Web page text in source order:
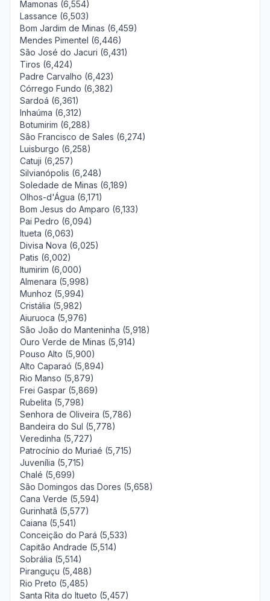
Mamonas (6,554)
Lassance (6,503)
Bom Jardim de Minas (6,459)
Mendes Pimentel (6,446)
São José do Jacuri (6,431)
Tiros (6,424)
Padre Carvalho (6,423)
Córrego Fundo (6,382)
Sardoá (6,361)
Inhaúma (6,312)
Botumirim (6,288)
São Francisco de Sales (6,274)
Luisburgo (6,258)
Catuji (6,257)
Silvianópolis (6,248)
Soledade de Minas (6,189)
Olhos-d'Água (6,171)
Bom Jesus do Amparo (6,133)
Pai Pedro (6,094)
Itueta (6,063)
Divisa Nova (6,025)
Patis (6,002)
Itumirim (6,000)
Almenara (5,998)
Munhoz (5,994)
Cristália (5,982)
Aiuruoca (5,976)
São João do Manteninha (5,918)
Ouro Verde de Minas (5,914)
Pouso Alto (5,900)
Alto Caparaó (5,894)
Rio Manso (5,879)
Frei Gaspar (5,869)
Rubelita (5,798)
Senhora de Oliveira (5,786)
Bandeira do Sul (5,778)
Veredinha (5,727)
Patrocínio do Muriaé (5,715)
Juvenília (5,715)
Chalé (5,699)
São Domingos das Dores (5,658)
Cana Verde (5,594)
Gurinhatã (5,577)
Caiana (5,541)
Conceição do Pará (5,533)
Capitão Andrade (5,514)
Sobrália (5,514)
Piranguçu (5,488)
Rio Preto (5,485)
Santa Rita do Itueto (5,457)